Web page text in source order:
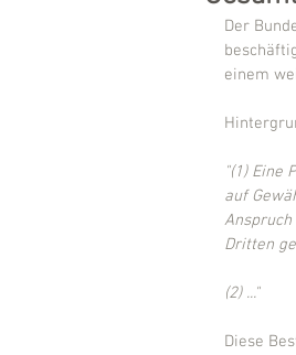
Der
einem
"(1) Eine
auf
Dritten
(2) ..."
Diese